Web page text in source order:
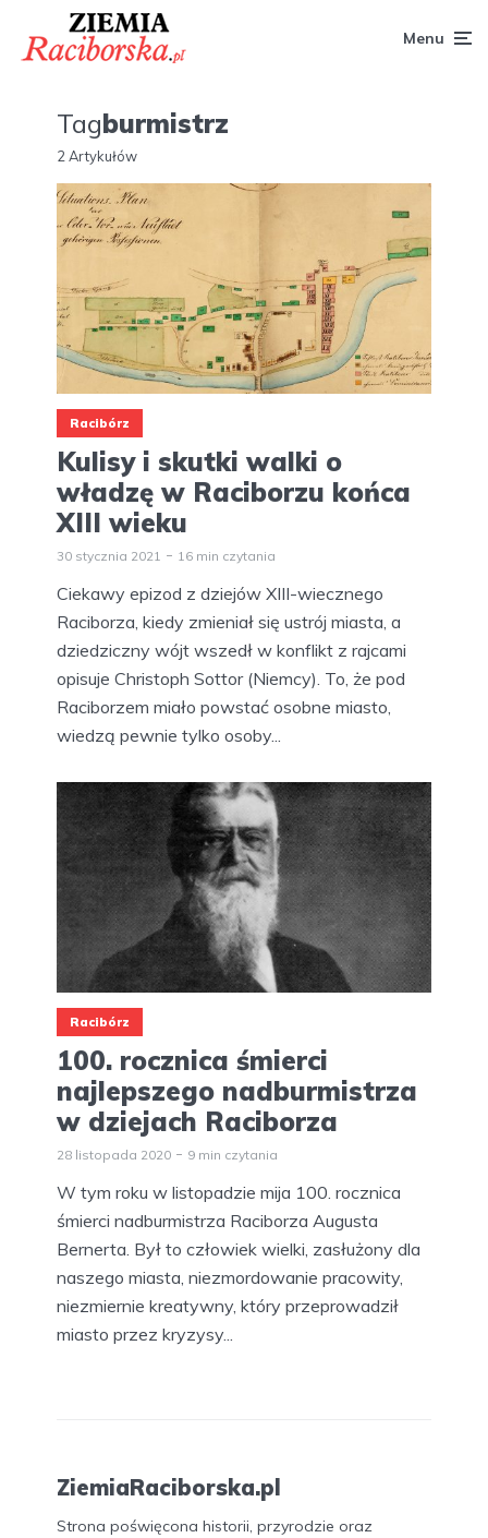
Menu
Tagburmistrz
2 Artykułów
Racibórz
Kulisy i skutki walki o
władzę w Raciborzu końca
XIII wieku
30 stycznia 2021 16 min czytania
Ciekawy epizod z dziejów XIII-wiecznego
Raciborza, kiedy zmieniał się ustrój miasta, a
dziedziczny wójt wszedł w konflikt z rajcami
opisuje Christoph Sottor (Niemcy). To, że pod
Raciborzem miało powstać osobne miasto,
wiedzą pewnie tylko osoby...
Racibórz
100. rocznica śmierci
najlepszego nadburmistrza
w dziejach Raciborza
28 listopada 2020 9 min czytania
W tym roku w listopadzie mija 100. rocznica
śmierci nadburmistrza Raciborza Augusta
Bernerta. Był to człowiek wielki, zasłużony dla
naszego miasta, niezmordowanie pracowity,
niezmiernie kreatywny, który przeprowadził
miasto przez kryzysy...
ZiemiaRaciborska.pl
Strona poświęcona historii, przyrodzie oraz